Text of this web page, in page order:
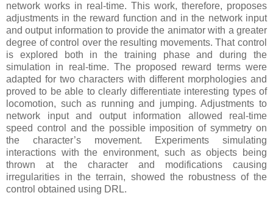
network works in real-time. This work, therefore, proposes
adjustments in the reward function and in the network input
and output information to provide the animator with a greater
degree of control over the resulting movements. That control
is explored both in the training phase and during the
simulation in real-time. The proposed reward terms were
adapted for two characters with different morphologies and
proved to be able to clearly differentiate interesting types of
locomotion, such as running and jumping. Adjustments to
network input and output information allowed real-time
speed control and the possible imposition of symmetry on
the character’s movement. Experiments simulating
interactions with the environment, such as objects being
thrown at the character and modifications causing
irregularities in the terrain, showed the robustness of the
control obtained using DRL.